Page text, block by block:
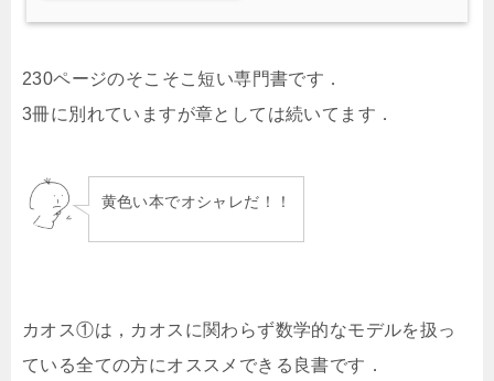
230ページのそこそこ短い専門書です．
3冊に別れていますが章としては続いてます．
黄色い本でオシャレだ！！
カオス①は，カオスに関わらず数学的なモデルを扱っ
ている全ての方にオススメできる良書です．